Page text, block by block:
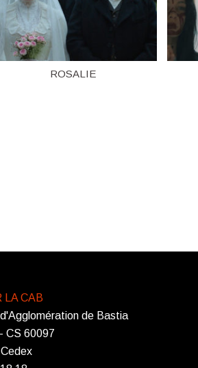
ROSALIE
LA CAB
de Bastia
CS 60097